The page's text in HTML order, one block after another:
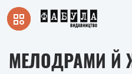
МЕЛОДРАМИ Й